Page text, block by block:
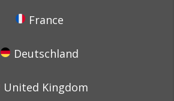
France
Deutschland
United Kingdom